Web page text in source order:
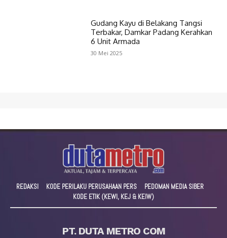
Gudang Kayu di Belakang Tangsi
Terbakar, Damkar Padang Kerahkan
6 Unit Armada
30 Mei 2025
REDAKSI KODE PERILAKU PERUSAHAAN PERS
PEDOMAN MEDIA SIBER
KODE ETIK (KEWI, KEJ & KEIW)
PT. DUTA METRO COM